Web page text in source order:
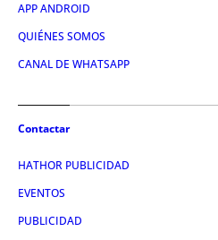
APP ANDROID
QUIÉNES SOMOS
CANAL DE WHATSAPP
Contactar
HATHOR PUBLICIDAD
EVENTOS
PUBLICIDAD